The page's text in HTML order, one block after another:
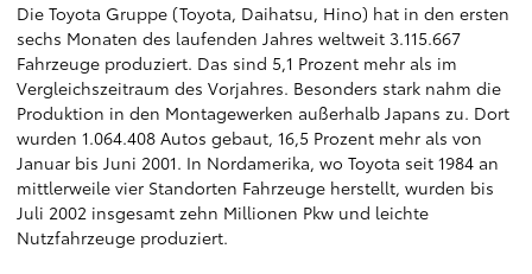
Die Toyota Gruppe (Toyota, Daihatsu, Hino) hat in den ersten
sechs Monaten des laufenden Jahres weltweit 3.115.667
Fahrzeuge produziert. Das sind 5,1 Prozent mehr als im
Vergleichszeitraum des Vorjahres. Besonders stark nahm die
Produktion in den Montagewerken außerhalb Japans zu. Dort
wurden 1.064.408 Autos gebaut, 16,5 Prozent mehr als von
Januar bis Juni 2001. In Nordamerika, wo Toyota seit 1984 an
mittlerweile vier Standorten Fahrzeuge herstellt, wurden bis
Juli 2002 insgesamt zehn Millionen Pkw und leichte
Nutzfahrzeuge produziert.